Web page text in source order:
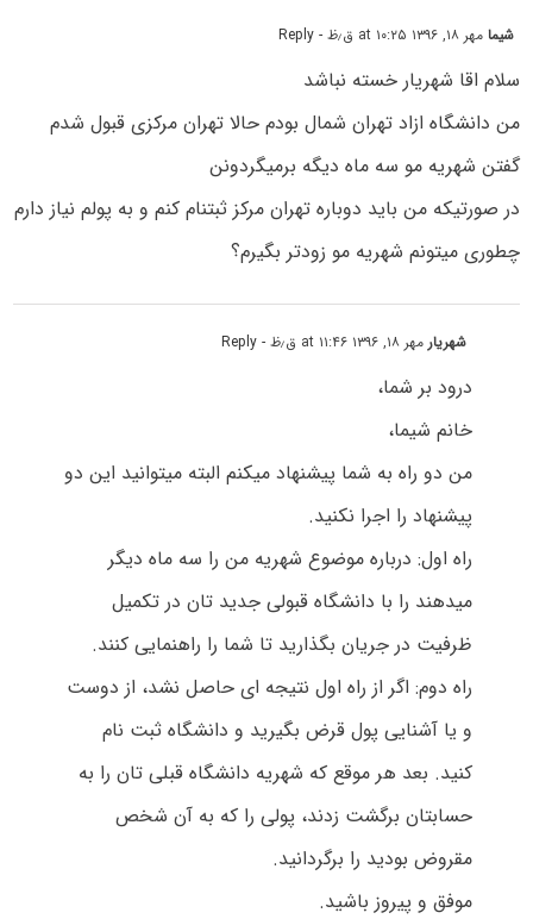
شیمامهر ۱۸, ۱۳۹۶ at ۱۰:۲۵ ق٫ظ - Reply
سلام اقا شهریار خسته نباشد
من دانشگاه ازاد تهران شمال بودم حالا تهران مرکزی قبول شدم
گفتن شهریه مو سه ماه دیگه برمیگردونن
در صورتیکه من باید دوباره تهران مرکز ثبتنام کنم و به پولم نیاز دارم
چطوری میتونم شهریه مو زودتر بگیرم؟
شهریارمهر ۱۸, ۱۳۹۶ at ۱۱:۴۶ ق٫ظ - Reply
درود بر شما،
خانم شیما،
من دو راه به شما پیشنهاد میکنم البته میتوانید این دو
پیشنهاد را اجرا نکنید.
راه اول: درباره موضوع شهریه من را سه ماه دیگر
میدهند را با دانشگاه قبولی جدید تان در تکمیل
ظرفیت در جریان بگذارید تا شما را راهنمایی کنند.
راه دوم: اگر از راه اول نتیجه ای حاصل نشد، از دوست
و یا آشنایی پول قرض بگیرید و دانشگاه ثبت نام
کنید. بعد هر موقع که شهریه دانشگاه قبلی تان را به
حسابتان برگشت زدند، پولی را که به آن شخص
مقروض بودید را برگردانید.
موفق و پیروز باشید.